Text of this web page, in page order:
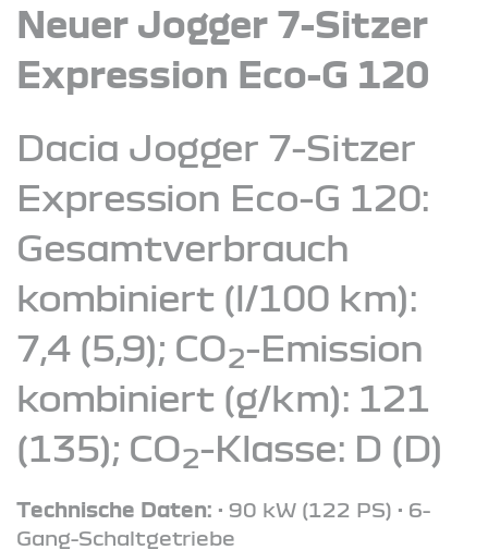
Neuer Jogger 7-Sitzer
Expression Eco-G 120
Dacia Jogger 7-Sitzer
Expression Eco-G 120:
Gesamtverbrauch
kombiniert (l/100 km):
7,4 (5,9); CO2-Emission
kombiniert (g/km): 121
(135); CO2-Klasse: D (D)
Technische Daten: • 90 kW (122 PS) • 6-
Gang-Schaltgetriebe